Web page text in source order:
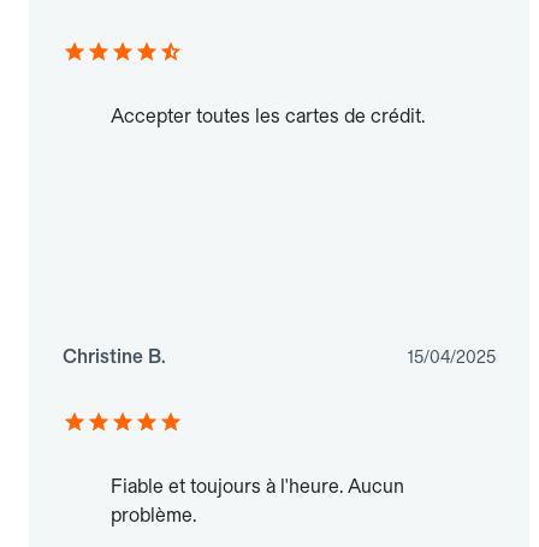
Accepter toutes les cartes de crédit.
Christine B. 15/04/2025
Fiable et toujours à l'heure. Aucun
problème.